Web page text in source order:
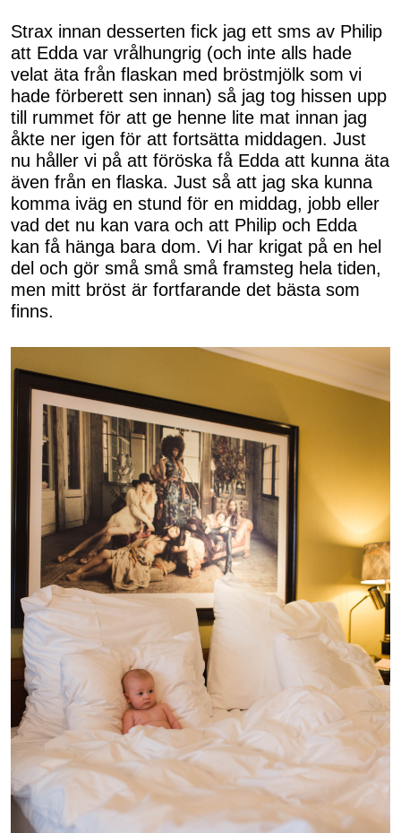
Strax innan desserten fick jag ett sms av Philip
att Edda var vrålhungrig (och inte alls hade
velat äta från flaskan med bröstmjölk som vi
hade förberett sen innan) så jag tog hissen upp
till rummet för att ge henne lite mat innan jag
åkte ner igen för att fortsätta middagen. Just
nu håller vi på att föröska få Edda att kunna äta
även från en flaska. Just så att jag ska kunna
komma iväg en stund för en middag, jobb eller
vad det nu kan vara och att Philip och Edda
kan få hänga bara dom. Vi har krigat på en hel
del och gör små små små framsteg hela tiden,
men mitt bröst är fortfarande det bästa som
finns.